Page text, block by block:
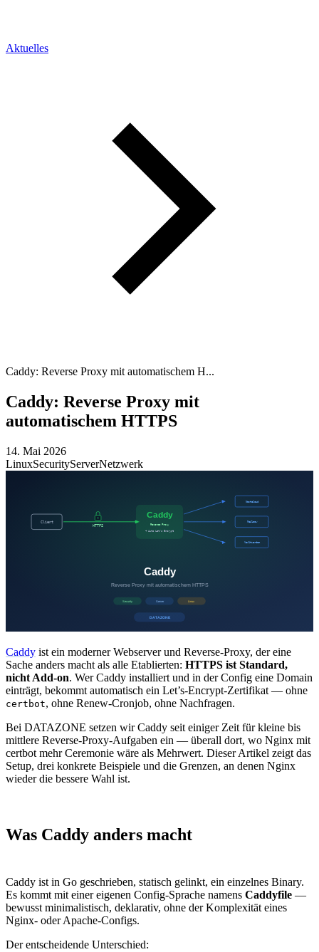
Aktuelles
Caddy: Reverse Proxy mit automatischem H...
Caddy: Reverse Proxy mit
automatischem HTTPS
14. Mai 2026
LinuxSecurityServerNetzwerk
Caddy ist ein moderner Webserver und Reverse-Proxy, der eine
Sache anders macht als alle Etablierten: HTTPS ist Standard,
nicht Add-on. Wer Caddy installiert und in der Config eine Domain
einträgt, bekommt automatisch ein Let’s-Encrypt-Zertifikat — ohne
certbot, ohne Renew-Cronjob, ohne Nachfragen.
Bei DATAZONE setzen wir Caddy seit einiger Zeit für kleine bis
mittlere Reverse-Proxy-Aufgaben ein — überall dort, wo Nginx mit
certbot mehr Ceremonie wäre als Mehrwert. Dieser Artikel zeigt das
Setup, drei konkrete Beispiele und die Grenzen, an denen Nginx
wieder die bessere Wahl ist.
Was Caddy anders macht
Caddy ist in Go geschrieben, statisch gelinkt, ein einzelnes Binary.
Es kommt mit einer eigenen Config-Sprache namens Caddyfile —
bewusst minimalistisch, deklarativ, ohne der Komplexität eines
Nginx- oder Apache-Configs.
Der entscheidende Unterschied: